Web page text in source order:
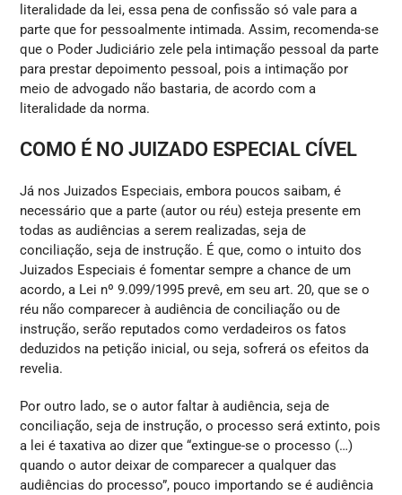
literalidade da lei, essa pena de confissão só vale para a
parte que for pessoalmente intimada. Assim, recomenda-se
que o Poder Judiciário zele pela intimação pessoal da parte
para prestar depoimento pessoal, pois a intimação por
meio de advogado não bastaria, de acordo com a
literalidade da norma.
COMO É NO JUIZADO ESPECIAL CÍVEL
Já nos Juizados Especiais, embora poucos saibam, é
necessário que a parte (autor ou réu) esteja presente em
todas as audiências a serem realizadas, seja de
conciliação, seja de instrução. É que, como o intuito dos
Juizados Especiais é fomentar sempre a chance de um
acordo, a Lei nº 9.099/1995 prevê, em seu art. 20, que se o
réu não comparecer à audiência de conciliação ou de
instrução, serão reputados como verdadeiros os fatos
deduzidos na petição inicial, ou seja, sofrerá os efeitos da
revelia.
Por outro lado, se o autor faltar à audiência, seja de
conciliação, seja de instrução, o processo será extinto, pois
a lei é taxativa ao dizer que “extingue-se o processo (…)
quando o autor deixar de comparecer a qualquer das
audiências do processo”, pouco importando se é audiência